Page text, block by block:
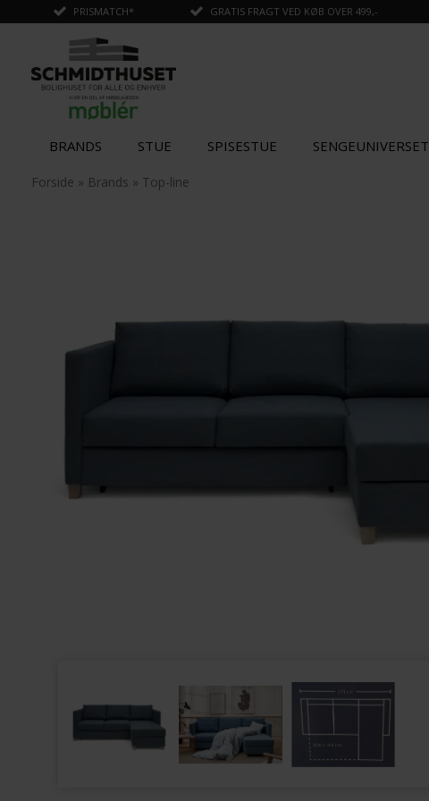
PRISMATCH* GRATIS FRAGT VED KØB OVER 499,-
BRANDS STUE SPISESTUE SENGEUNIVERSET
✓Tilføjet til kurv
310,00
Forside » Brands » Top-line